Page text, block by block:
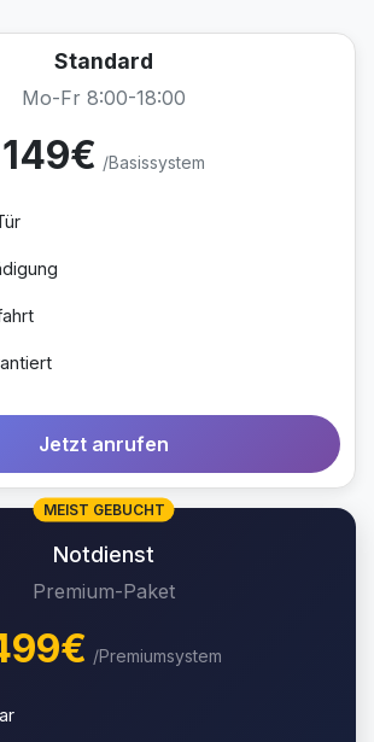
Standard
Mo-Fr 8:00-18:00
149€ /Basissystem
Jetzt anrufen
MEIST GEBUCHT
Notdienst
Premium-Paket
/Premiumsystem